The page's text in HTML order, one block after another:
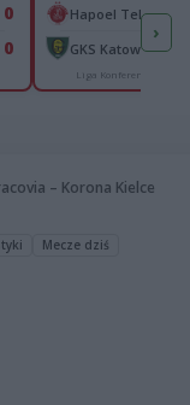
0
0
Hapoel Tel Awiw 0
GKS Katowice 0
Liga Konferencji
›
– Korona Kielce
Mecze dziś